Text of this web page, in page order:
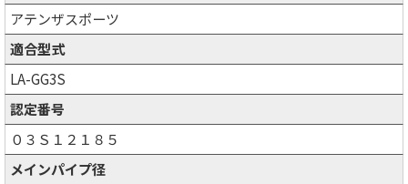
アテンザスポーツ
適合型式
LA-GG3S
認定番号
０３Ｓ１２１８５
メインパイプ径